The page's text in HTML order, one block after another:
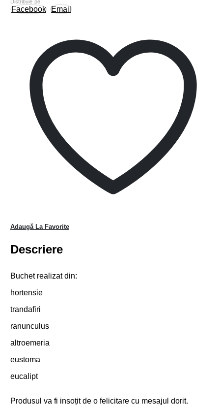
Distribuie pe:
Facebook Email
Adaugă La Favorite
Descriere
Buchet realizat din:
hortensie
trandafiri
ranunculus
altroemeria
eustoma
eucalipt
Produsul va fi insoțit de o felicitare cu mesajul dorit.